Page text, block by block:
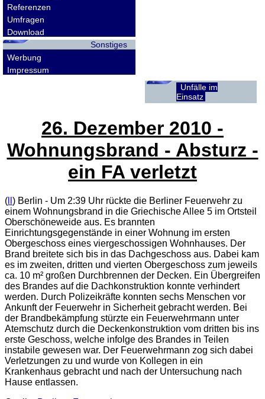
Referenzen
Umfragen
Download
Sonstiges
Werbung
Impressum
Unfälle im
Einsatz
26. Dezember 2010 -
Wohnungsbrand - Absturz -
ein FA verletzt
( ) Berlin - Um 2:39 Uhr rückte die Berliner Feuerwehr zu
einem Wohnungsbrand in die Griechische Allee 5 im Ortsteil
Oberschöneweide aus. Es brannten
Einrichtungsgegenstände in einer Wohnung im ersten
Obergeschoss eines viergeschossigen Wohnhauses. Der
Brand breitete sich bis in das Dachgeschoss aus. Dabei kam
es im zweiten, dritten und vierten Obergeschoss zum jeweils
ca. 10 m² großen Durchbrennen der Decken. Ein Übergreifen
des Brandes auf die Dachkonstruktion konnte verhindert
werden. Durch Polizeikräfte konnten sechs Menschen vor
Ankunft der Feuerwehr in Sicherheit gebracht werden. Bei
der Brandbekämpfung stürzte ein Feuerwehrmann unter
Atemschutz durch die Deckenkonstruktion vom dritten bis ins
erste Geschoss, welche infolge des Brandes in Teilen
instabile gewesen war. Der Feuerwehrmann zog sich dabei
Verletzungen zu und wurde von Kollegen in ein
Krankenhaus gebracht und nach der Untersuchung nach
Hause entlassen.